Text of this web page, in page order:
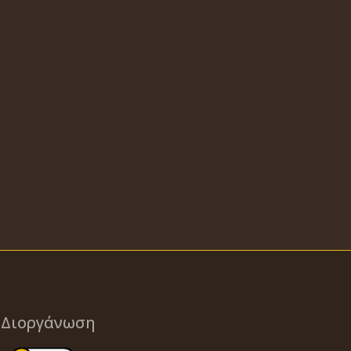
Διοργάνωση